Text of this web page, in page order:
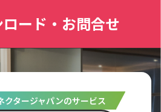
ード・お問合せ
クタージャパンのサービス